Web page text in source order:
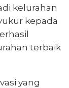
kelurahan
kepada
terbaik
yang